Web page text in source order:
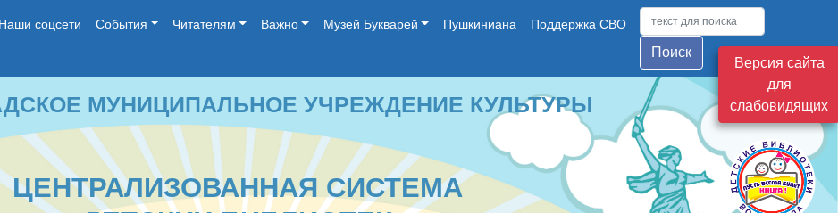
Версия сайта
для
слабовидящих
Наши соцсети События Читателям Важно Музей Букварей Пушкиниана
Поддержка СВО
Поиск
СИСТЕМА
ДЕТСКИХ БИБЛИОТЕК
МУНИЦИПАЛЬНОЕ УЧРЕЖДЕНИЕ КУЛЬТУРЫ